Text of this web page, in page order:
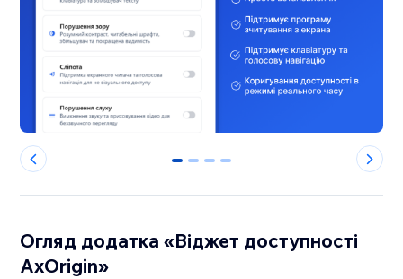
0 1 2 3
Огляд додатка «Віджет доступності
AxOrigin»